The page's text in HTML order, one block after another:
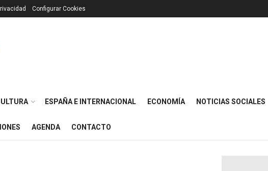
Configurar Cookies
ESPAÑA E INTERNACIONAL ECONOMÍA NOTICIAS SOCIALES
AGENDA CONTACTO